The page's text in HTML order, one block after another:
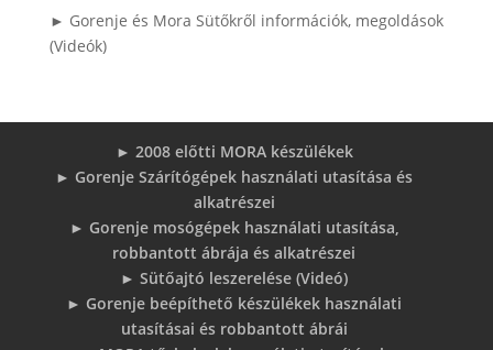
► Gorenje és Mora Sütőkről információk, megoldások
(Videók)
► 2008 előtti MORA készülékek
► Gorenje Szárítógépek használati utasítása és
alkatrészei
► Gorenje mosógépek használati utasítása,
robbantott ábrája és alkatrészei
► Sütőajtó leszerelése (Videó)
► Gorenje beépíthető készülékek használati
utasításai és robbantott ábrái